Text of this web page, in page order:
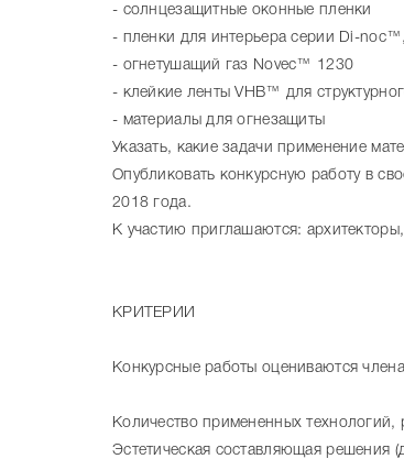
- солнцезащитные оконные пленки
- пленки для интерьера серии Di-
- огнетушащий газ Novec™ 1230
- клейкие ленты VHB™ для
- материалы для огнезащиты
Указать, какие задачи применение
Опубликовать конкурсную работу в
2018 года.
К участию приглашаются:
КРИТЕРИИ
Конкурсные работы оцениваются
Количество примененных
Эстетическая составляющая решения